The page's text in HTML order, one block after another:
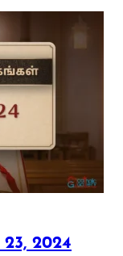
23, 2024